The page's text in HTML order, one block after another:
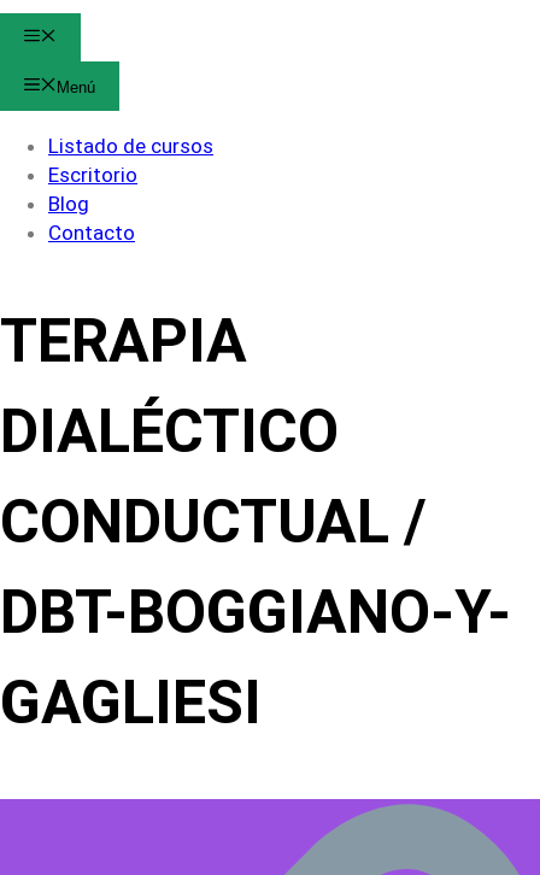
Menú
Listado de cursos
Escritorio
Blog
Contacto
TERAPIA
DIALÉCTICO
CONDUCTUAL /
DBT-BOGGIANO-Y-
GAGLIESI